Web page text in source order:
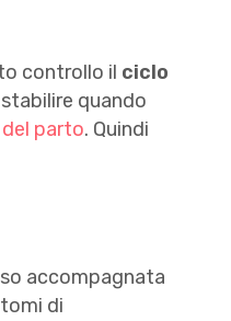
controllo il ciclo
quando
parto. Quindi
accompagnata
di